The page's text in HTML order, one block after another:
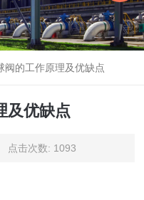
阀的工作原理及优缺点
及优缺点
击次数: 1093